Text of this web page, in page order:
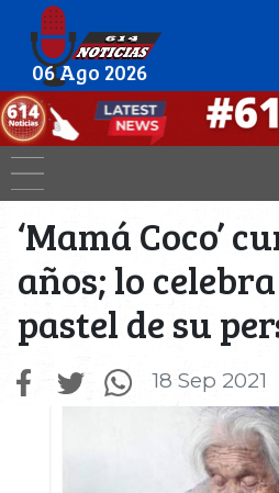
06 Ago 2026
‘Mamá Coco’
años; lo
pastel de su
18 Sep 2021